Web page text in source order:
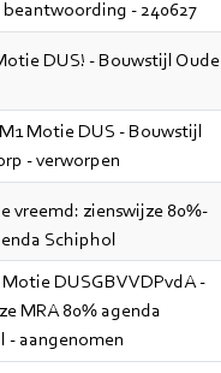
- 240627
DUS! - Bouwstijl Oude
Motie DUS - Bouwstijl
- verworpen
vreemd: zienswijze 80%-
Schiphol
Motie DUSGBVVDPvdA -
MRA 80% agenda
- aangenomen